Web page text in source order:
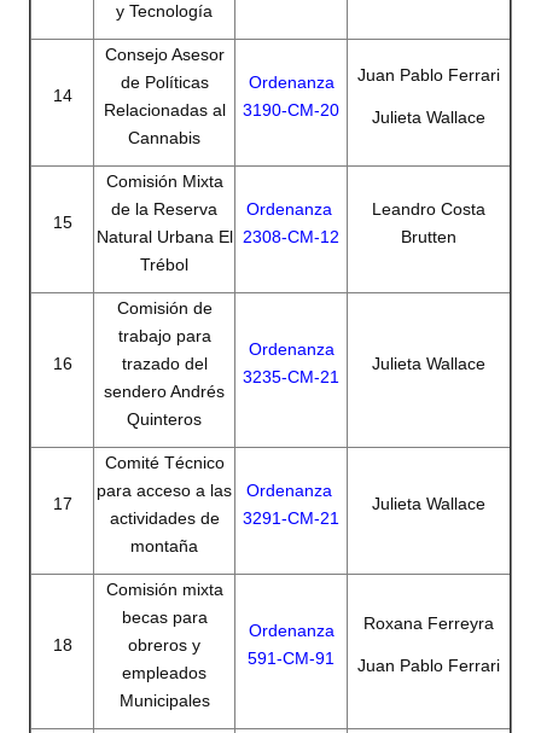
Banca del Vecino - Registro
Huéspedes de Honor - Registro
Antiguos Pobladores - Registro
Reconocimientos - Registro
Bariloche, Municipio intercultural
Entrega de distinciones
REFORMA DE LA CARTA ORGÁNICA
y Tecnología
14
Consejo Asesor
de Políticas
Relacionadas al
Cannabis
Ordenanza
3190-CM-20
Juan Pablo Ferrari
Julieta Wallace
15
Comisión Mixta
de la Reserva
Natural Urbana El
Trébol
Ordenanza
2308-CM-12
Leandro Costa
Brutten
16
Comisión de
trabajo para
trazado del
sendero Andrés
Quinteros
Ordenanza
3235-CM-21
Julieta Wallace
17
Comité Técnico
para acceso a las
actividades de
montaña
Ordenanza
3291-CM-21
Julieta Wallace
18
Comisión mixta
becas para
obreros y
empleados
Municipales
Ordenanza
591-CM-91
Roxana Ferreyra
Juan Pablo Ferrari